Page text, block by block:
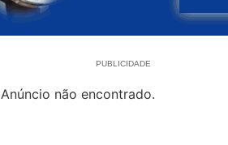
PUBLICIDADE
Anúncio não encontrado.